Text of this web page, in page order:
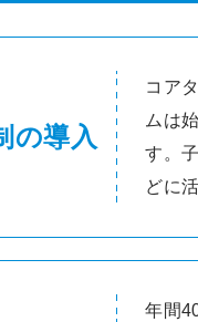
の導入
コア
ムは
す。
どに
年間